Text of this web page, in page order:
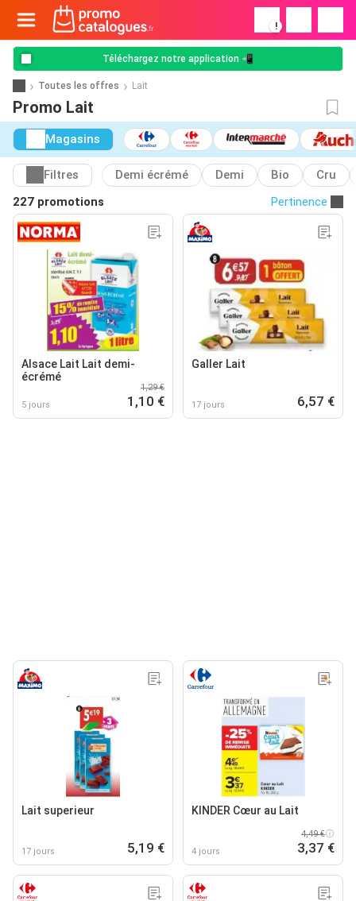
!
Téléchargez notre application 📲
Toutes les offres Lait
Promo Lait
Magasins
Filtres Demi écrémé Demi Bio
Cru
227 promotions
Pertinence
Alsace Lait Lait demi-
écrémé
5 jours
1,29 €
1,10 €
Galler Lait
17 jours 6,57 €
Lait superieur
17 jours 5,19 €
KINDER Cœur au Lait
4 jours
4,49 €
3,37 €